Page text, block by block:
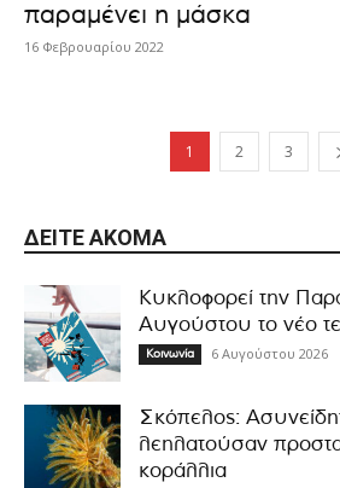
παραμένει η μάσκα
16 Φεβρουαρίου 2022
1 2 3
ΔΕΊΤΕ ΑΚΌΜΑ
Κυκλοφορεί την
Αυγούστου το νέο
Κοινωνία 6 Αυγούστου 2026
Σκόπελος:
λεηλατούσαν
κοράλλια